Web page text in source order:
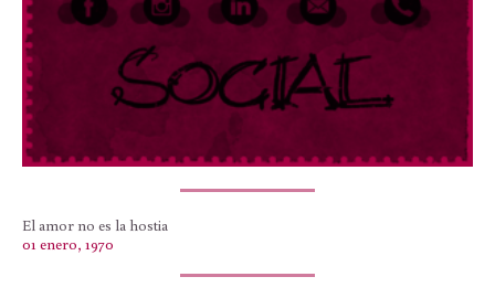
El amor no es la hostia
01 enero, 1970